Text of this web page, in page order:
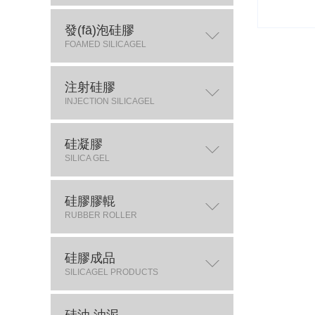
發(fā)泡硅膠
FOAMED SILICAGEL
注射硅膠
INJECTION SILICAGEL
硅凝膠
SILICA GEL
硅膠膠輥
RUBBER ROLLER
硅膠成品
SILICAGEL PRODUCTS